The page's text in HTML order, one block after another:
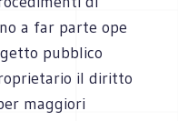
a far parte ope
pubblico
il diritto
maggiori